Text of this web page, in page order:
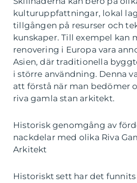
kulturuppfattningar, lokal
tillgången på resurser och
kunskaper. Till exempel kan
renovering i Europa vara
Asien, där traditionella
i större användning. Denna
att förstå när man bedömer
riva gamla stan arkitekt.
Historisk genomgång av
nackdelar med olika Riva
Arkitekt
Historiskt sett har det